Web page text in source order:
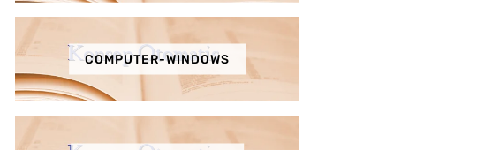
COMPUTER-WINDOWS